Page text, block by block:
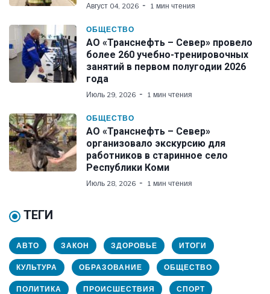
Август 04, 2026 1 мин чтения
ОБЩЕСТВО
АО «Транснефть – Север» провело
более 260 учебно-тренировочных
занятий в первом полугодии 2026
года
Июль 29, 2026 1 мин чтения
ОБЩЕСТВО
АО «Транснефть – Север»
организовало экскурсию для
работников в старинное село
Республики Коми
Июль 28, 2026 1 мин чтения
ТЕГИ
АВТО ЗАКОН ЗДОРОВЬЕ ИТОГИ
КУЛЬТУРА ОБРАЗОВАНИЕ ОБЩЕСТВО
ПОЛИТИКА ПРОИСШЕСТВИЯ СПОРТ